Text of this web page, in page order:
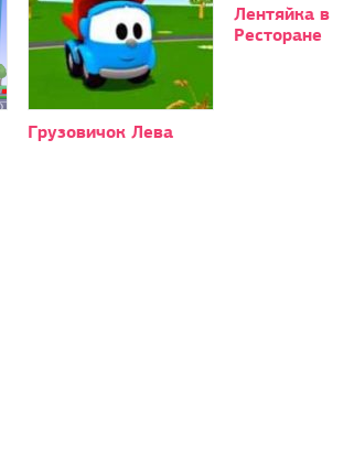
Грузовичок Лева
Лентяйка в
Ресторане